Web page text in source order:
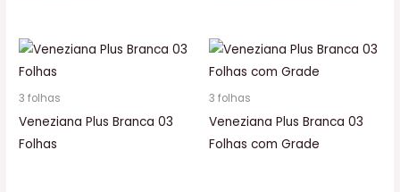
3 folhas
Veneziana Plus Branca 03
Folhas
3 folhas
Veneziana Plus Branca 03
Folhas com Grade